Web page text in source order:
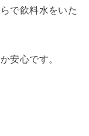
で飲料水をいた
安心です。